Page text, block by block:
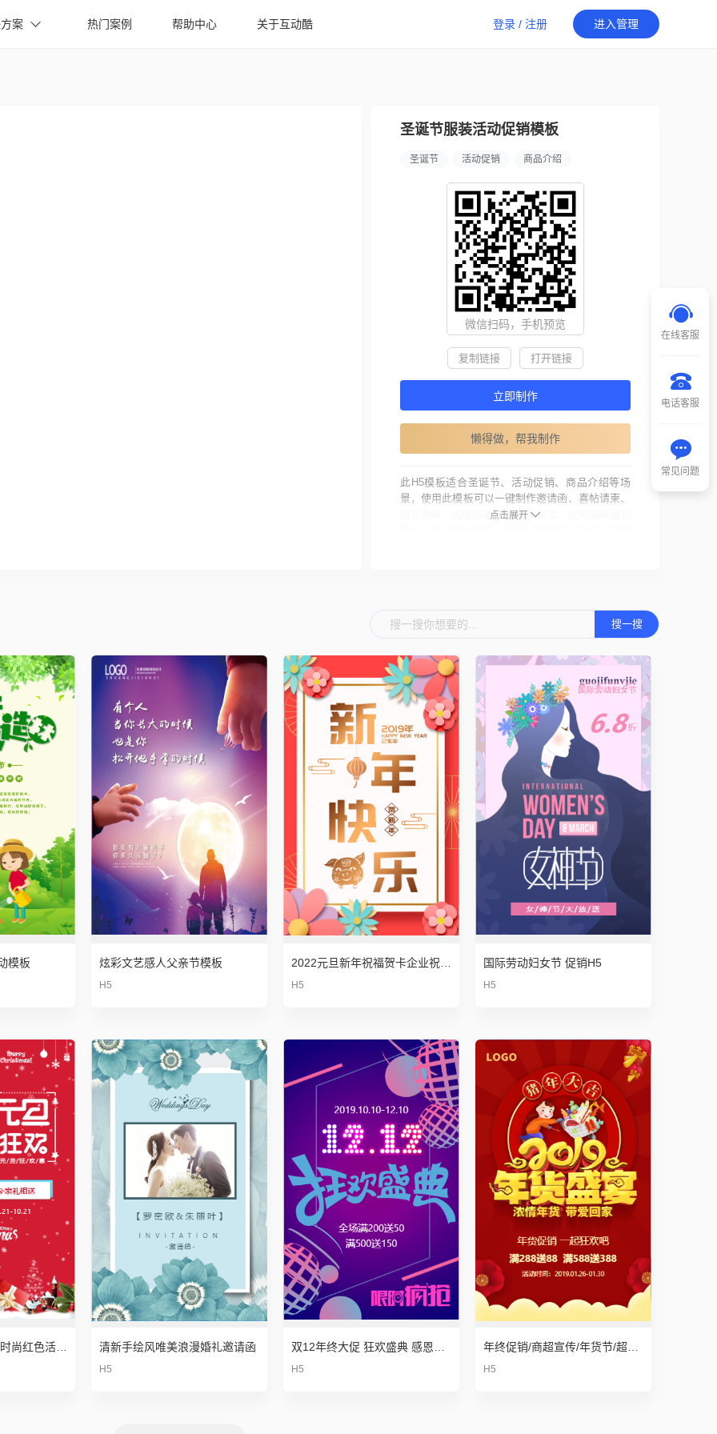
案 热门案例 帮助中心 关于互动酷 登录 / 注册 进入管理
圣诞节服装活动促销模板
圣诞节 活动促销 商品介绍
微信扫码，手机预览
复制链接 打开链接
立即制作
懒得做，帮我制作
此H5模板适合圣诞节、活动促销、商品介绍等场
景，使用此模板可以一键制作邀请函、喜帖请柬、
报名表单、问卷收集等各类h5页面。使用如果遇到
码，拖拽可视化组件即可制作精美的页面，拥有众
多行业解决方案。
使用说明：您在互动酷上传的素材和内容务必遵守
国家相关法律、法规，且不得侵犯本网站及权利人
的合法权利，情节严重者将依法追究其法律责任，
互动酷不承担出现权利纠纷时的任何责任。
点击展开
搜一搜
模板 炫彩文艺感人父亲节模板
H5 H5
国际劳动妇女节 促销H5
H5
清新手绘风唯美浪漫婚礼邀请函
H5 H5 H5
在线客服
电话客服
常见问题